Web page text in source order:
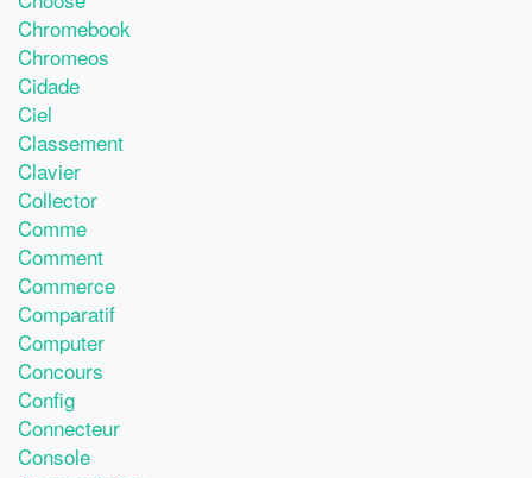
Chromebook
Chromeos
Cidade
Ciel
Classement
Clavier
Collector
Comme
Comment
Commerce
Comparatif
Computer
Concours
Config
Connecteur
Console